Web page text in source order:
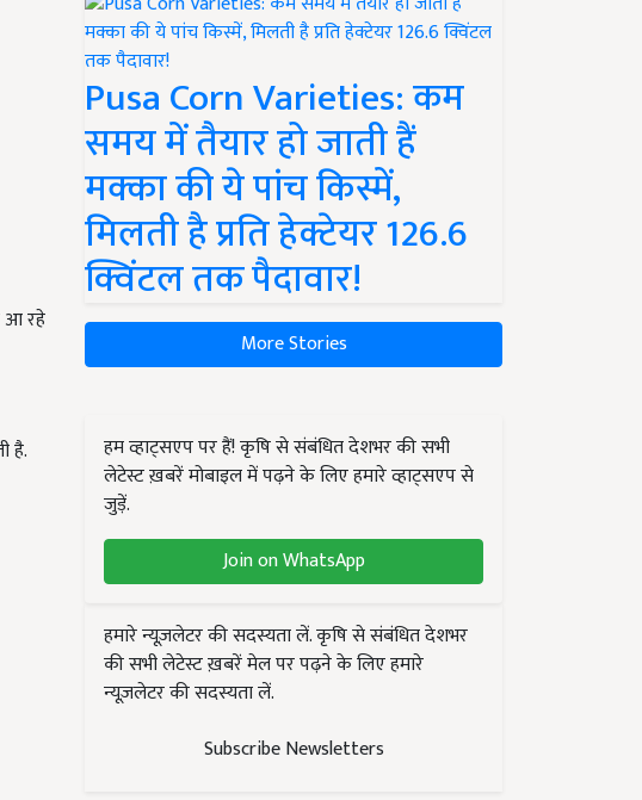
आ रहे
है.
Pusa Corn Varieties: कम
समय में तैयार हो जाती हैं
मक्का की ये पांच किस्में,
मिलती है प्रति हेक्टेयर 126.6
क्विंटल तक पैदावार!
More Stories
हम व्हाट्सएप पर हैं! कृषि से संबंधित देशभर की सभी
लेटेस्ट ख़बरें मोबाइल में पढ़ने के लिए हमारे व्हाट्सएप से
जुड़ें.
Join on WhatsApp
हमारे न्यूज़लेटर की सदस्यता लें. कृषि से संबंधित देशभर
की सभी लेटेस्ट ख़बरें मेल पर पढ़ने के लिए हमारे
न्यूज़लेटर की सदस्यता लें.
Subscribe Newsletters